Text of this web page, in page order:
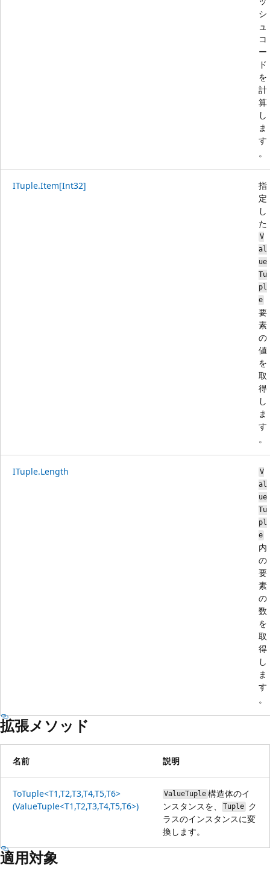
シ
ュ
コ
ー
ド
を
計
算
し
ま
す
。
ITuple.Item[Int32]
指
定
し
た
V
al
ue
Tu
pl
e
要
素
の
値
を
取
得
し
ま
す
。
ITuple.Length
V
al
ue
Tu
pl
e
内
の
要
素
の
数
を
取
得
し
ま
す
。
拡張メソッド
名前 説明
ToTuple<T1,T2,T3,T4,T5,T6>
(ValueTuple<T1,T2,T3,T4,T5,T6>)
ValueTuple 構造体のイ
ンスタンスを、
Tupleク
ラスのインスタンスに変
換します。
適用対象